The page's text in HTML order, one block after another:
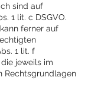
sind auf
1 lit. c DSGVO.
ferner auf
1 lit. f
jeweils im
Rechtsgrundlagen